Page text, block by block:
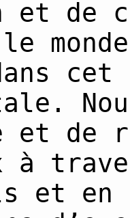
et de
et
à
et en